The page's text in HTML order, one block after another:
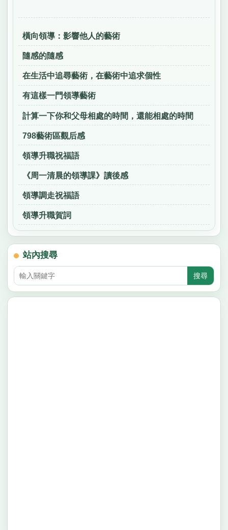
橫向領導：影響他人的藝術
隨感的隨感
在生活中追尋藝術，在藝術中追求個性
有這樣一門領導藝術
計算一下你和父母相處的時間，還能相處的時間
798藝術區觀后感
領導升職祝福語
《周一清晨的領導課》讀後感
領導調走祝福語
領導升職賀詞
站內搜尋